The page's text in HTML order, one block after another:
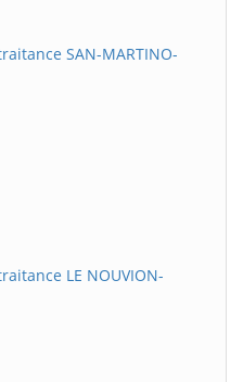
SAN-MARTINO-
LE NOUVION-